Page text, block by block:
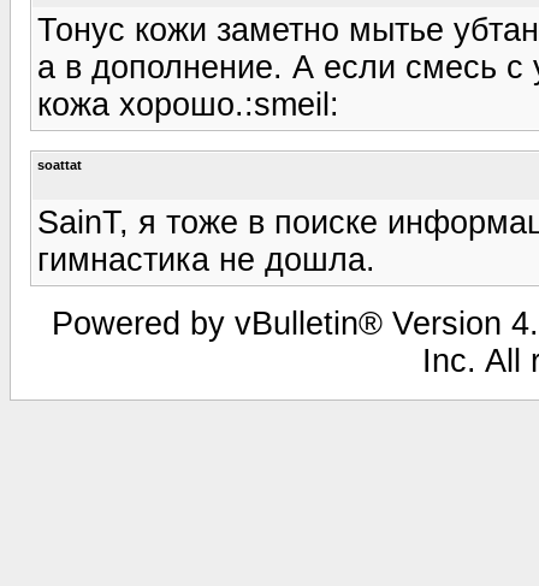
Тонус кожи заметно мытье
а в дополнение. А если смесь с
кожа хорошо.:smeil:
soattat
SainT, я тоже в поиске
гимнастика не дошла.
Powered by vBulletin® Version
Inc. All